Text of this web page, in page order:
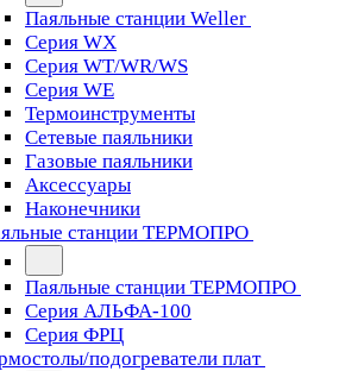
Паяльные станции Weller
Серия WX
Серия WT/WR/WS
Серия WE
Термоинструменты
Сетевые паяльники
Газовые паяльники
Аксессуары
Наконечники
станции ТЕРМОПРО
Паяльные станции ТЕРМОПРО
Серия АЛЬФА-100
Серия ФРЦ
подогреватели плат